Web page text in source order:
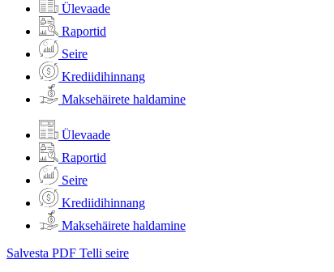
Ülevaade
Raportid
Seire
Krediidihinnang
Maksehäirete haldamine
Ülevaade
Raportid
Seire
Krediidihinnang
Maksehäirete haldamine
Salvesta PDF Telli seire